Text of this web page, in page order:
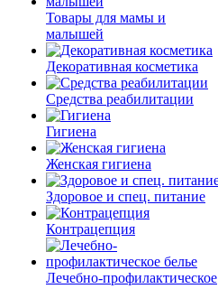
Товары для мамы и
малышей
Декоративная косметика
Средства реабилитации
Гигиена
Женская гигиена
Здоровое и спец. питание
Контрацепция
Лечебно-профилактическое